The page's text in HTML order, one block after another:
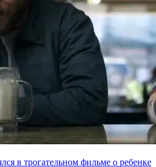
в трогательном фильме о ребенке